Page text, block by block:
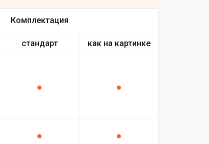
Комплектация
стандарт как на картинке